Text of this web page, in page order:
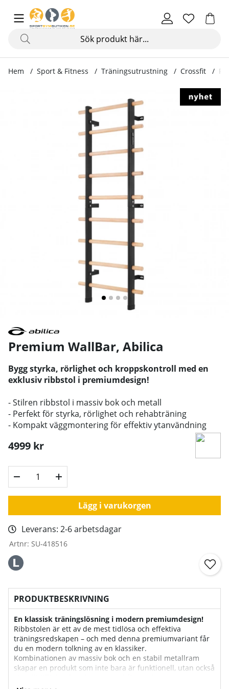
Hem Sport & Fitness Träningsutrustning Crossfit
Premium WallBar, Abilica
Bygg styrka, rörlighet och kroppskontroll med en
exklusiv ribbstol i premiumdesign!
- Stilren ribbstol i massiv bok och metall
- Perfekt för styrka, rörlighet och rehabträning
- Kompakt väggmontering för effektiv ytanvändning
4999 kr
Lägg i varukorgen
Leverans: 2-6 arbetsdagar
Artnr: SU-418516
PRODUKTBESKRIVNING
En klassisk träningslösning i modern premiumdesign!
Ribbstolen är ett av de mest tidlösa och effektiva
träningsredskapen – och med denna premiumvariant får
du en modern tolkning av en klassiker.
Kombinationen av massiv bok och en stabil metallram
skapar en produkt som inte bara är funktionell, utan också